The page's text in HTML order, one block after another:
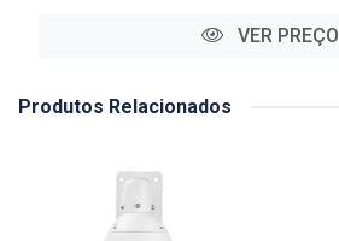
VER PREÇO
Produtos Relacionados